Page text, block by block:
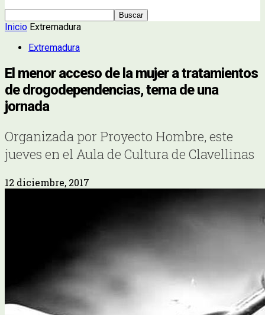
Inicio Extremadura
Extremadura
El menor acceso de la mujer a tratamientos
de drogodependencias, tema de una
jornada
Organizada por Proyecto Hombre, este
jueves en el Aula de Cultura de Clavellinas
12 diciembre, 2017